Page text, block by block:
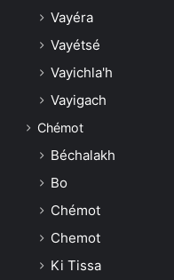
Vayéra
Vayétsé
Vayichla'h
Vayigach
Chémot
Béchalakh
Bo
Chémot
Chemot
Ki Tissa